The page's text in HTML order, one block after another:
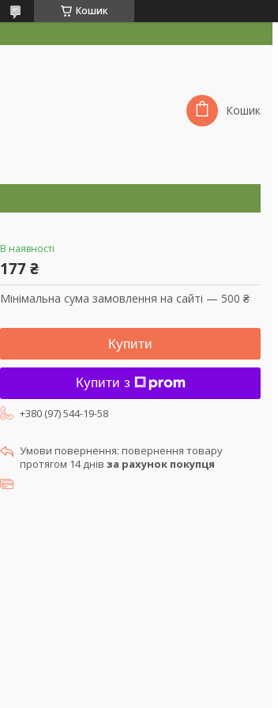
Кошик
Кошик
В наявності
177 ₴
Мінімальна сума замовлення на сайті — 500 ₴
Купити
Купити з
+380 (97) 544-19-58
повернення товару
протягом 14 днів за рахунок покупця